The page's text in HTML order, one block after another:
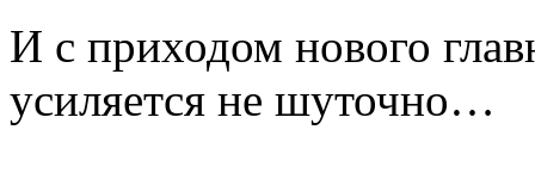
И с приходом нового
усиляется не шуточно…